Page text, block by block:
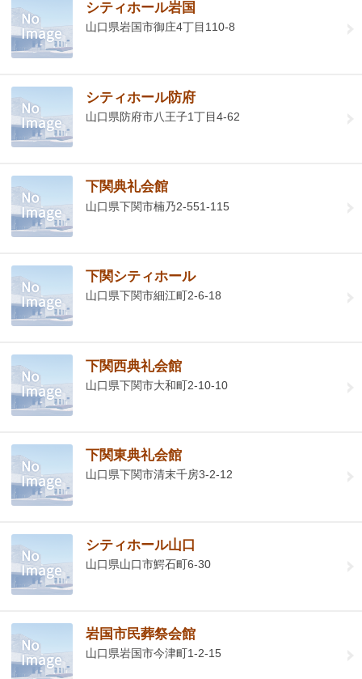
シティホール岩国
山口県岩国市御庄4丁目110-8
シティホール防府
山口県防府市八王子1丁目4-62
下関典礼会館
山口県下関市楠乃2-551-115
下関シティホール
山口県下関市細江町2-6-18
下関西典礼会館
山口県下関市大和町2-10-10
下関東典礼会館
山口県下関市清末千房3-2-12
シティホール山口
山口県山口市鰐石町6-30
岩国市民葬祭会館
山口県岩国市今津町1-2-15